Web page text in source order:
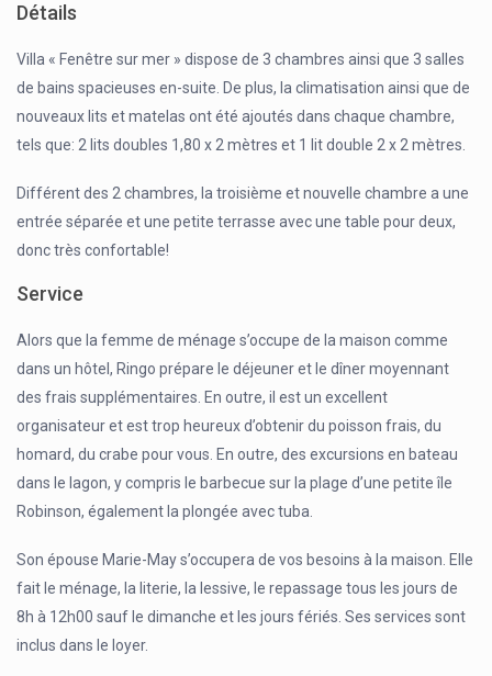
Détails
Villa « Fenêtre sur mer » dispose de 3 chambres ainsi que 3 salles
de bains spacieuses en-suite. De plus, la climatisation ainsi que de
nouveaux lits et matelas ont été ajoutés dans chaque chambre,
tels que: 2 lits doubles 1,80 x 2 mètres et 1 lit double 2 x 2 mètres.
Différent des 2 chambres, la troisième et nouvelle chambre a une
entrée séparée et une petite terrasse avec une table pour deux,
donc très confortable!
Service
Alors que la femme de ménage s’occupe de la maison comme
dans un hôtel, Ringo prépare le déjeuner et le dîner moyennant
des frais supplémentaires. En outre, il est un excellent
organisateur et est trop heureux d’obtenir du poisson frais, du
homard, du crabe pour vous. En outre, des excursions en bateau
dans le lagon, y compris le barbecue sur la plage d’une petite île
Robinson, également la plongée avec tuba.
Son épouse Marie-May s’occupera de vos besoins à la maison. Elle
fait le ménage, la literie, la lessive, le repassage tous les jours de
8h à 12h00 sauf le dimanche et les jours fériés. Ses services sont
inclus dans le loyer.